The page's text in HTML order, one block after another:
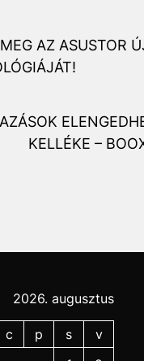
AZ ASUSTOR
KELLÉKE –
2026. augusztus
c p s
v